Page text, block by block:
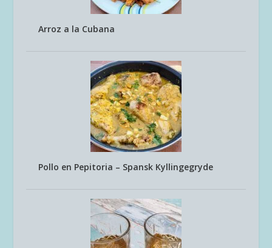
Arroz a la Cubana
Pollo en Pepitoria – Spansk Kyllingegryde